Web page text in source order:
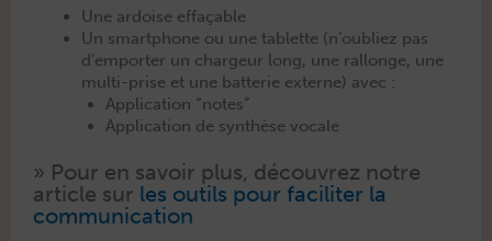
Une ardoise effaçable
Un smart­phone ou une tablette (n’oubliez pas
d’emporter un chargeur long, une ral­longe, une
mul­ti-prise et une bat­terie externe) avec :
Appli­ca­tion “notes”
Appli­ca­tion de syn­thèse vocale
» Pour en savoir plus, décou­vrez notre
arti­cle sur les out­ils pour faciliter la
communication